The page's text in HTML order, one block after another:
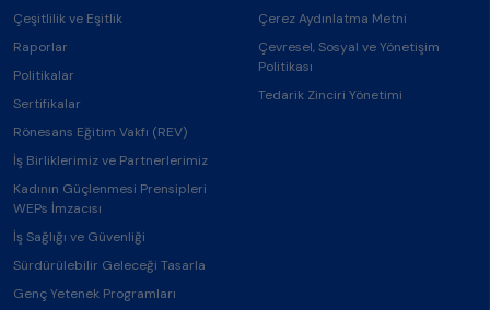
Çeşitlilik ve Eşitlik
Raporlar
Politikalar
Sertifikalar
Rönesans Eğitim Vakfı (REV)
İş Birliklerimiz ve Partnerlerimiz
Kadının Güçlenmesi Prensipleri
WEPs İmzacısı
İş Sağlığı ve Güvenliği
Sürdürülebilir Geleceği Tasarla
Genç Yetenek Programları
Çerez Aydınlatma Metni
Çevresel, Sosyal ve Yönetişim
Politikası
Tedarik Zinciri Yönetimi